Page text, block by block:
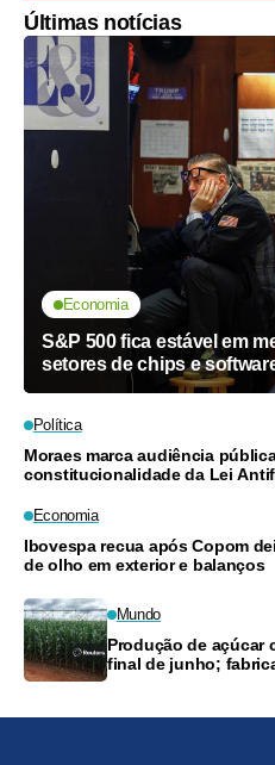
Últimas notícias
Economia
S&P 500 fica estável em
setores de chips e
Política
Moraes marca audiência
constitucionalidade da Lei
Economia
Ibovespa recua após Copom
de olho em exterior e balanços
Mundo
Produção de açúcar
final de junho;